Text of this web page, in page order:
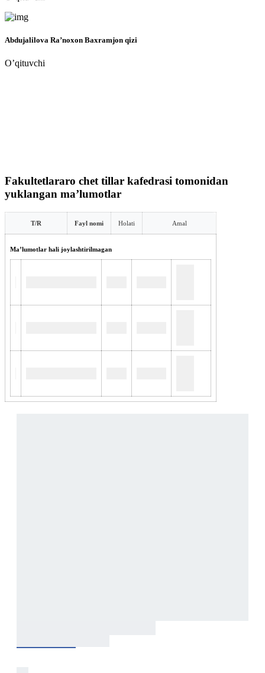
Abdujalilova Ra’noxon Baxramjon qizi
O’qituvchi
Fakultetlararo chet tillar kafedrasi tomonidan
yuklangan maʼlumotlar
T/R Fayl nomi Holati Amal
Maʼlumotlar hali joylashtirilmagan